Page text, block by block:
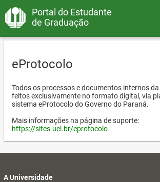
Portal do Estudante
de Graduação
eProtocolo
Todos os processos e documentos internos da
feitos exclusivamente no formato digital, via
sistema eProtocolo do Governo do Paraná.
Mais informações na página de suporte:
https://sites.uel.br/eprotocolo
A Universidade